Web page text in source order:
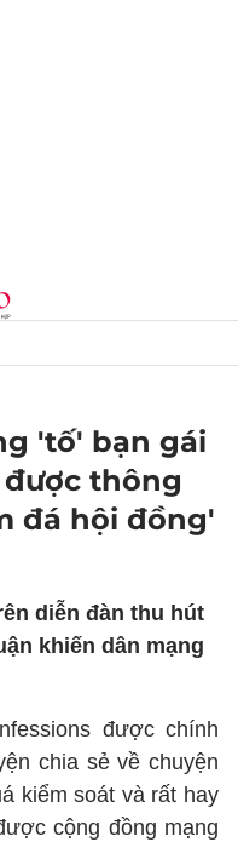
'tố' bạn gái
thông
đá hội đồng'
diễn đàn thu hút
khiến dân mạng
được chính
chia sẻ về chuyện
kiểm soát và rất hay
cộng đồng mạng